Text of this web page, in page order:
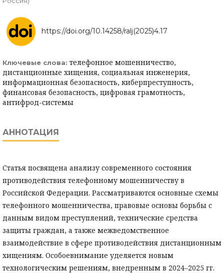
https://doi.org/10.14258/ralj(2025)4.17
Ключевые слова: телефонное мошенничество,
дистанционные хищения, социальная инженерия,
информационная безопасность, киберпреступность,
финансовая безопасность, цифровая грамотность,
антифрод-системы
АННОТАЦИЯ
Статья посвящена анализу современного состояния
противодействия телефонному мошенничеству в
Российской Федерации. Рассматриваются основные схемы
телефонного мошенничества, правовые основы борьбы с
данным видом преступлений, технические средства
защиты граждан, а также межведомственное
взаимодействие в сфере противодействия дистанционным
хищениям. Особоевнимание уделяется новым
технологическим решениям, внедренным в 2024–2025 гг.